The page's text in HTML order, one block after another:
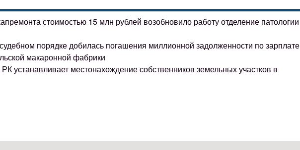
стоимостью 15 млн рублей возобновило работу отделение патологии
порядке добилась погашения миллионной задолженности по зарплате
макаронной фабрики
устанавливает местонахождение собственников земельных участков в